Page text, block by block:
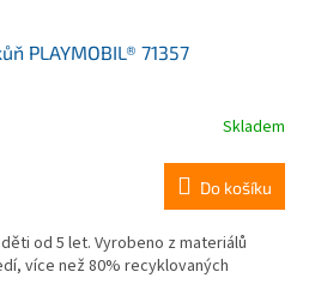
PLAYMOBIL® 71357
Skladem
Do košíku
od 5 let. Vyrobeno z materiálů
více než 80% recyklovaných